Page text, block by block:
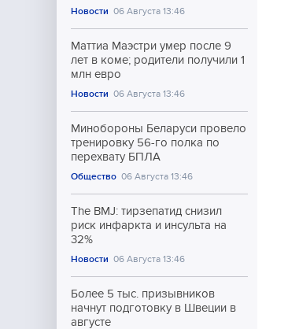
Новости 06 Августа 13:46
Маттиа Маэстри умер после 9
лет в коме; родители получили 1
млн евро
Новости 06 Августа 13:46
Минобороны Беларуси провело
тренировку 56-го полка по
перехвату БПЛА
Общество 06 Августа 13:46
The BMJ: тирзепатид снизил
риск инфаркта и инсульта на
32%
Новости 06 Августа 13:46
Более 5 тыс. призывников
начнут подготовку в Швеции в
августе